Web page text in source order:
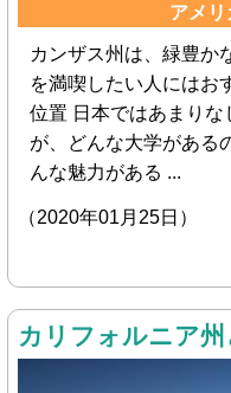
アメ
カンザス州は、緑豊か
を満喫したい人にはお
位置 日本ではあまり
が、どんな大学がある
んな魅力がある ...
（2020年01月25日）
カリフォルニア